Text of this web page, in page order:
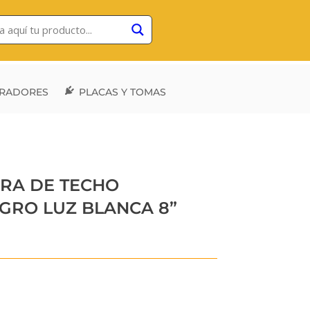
PLACAS Y TOMAS
DE TECHO
LUZ BLANCA 8”